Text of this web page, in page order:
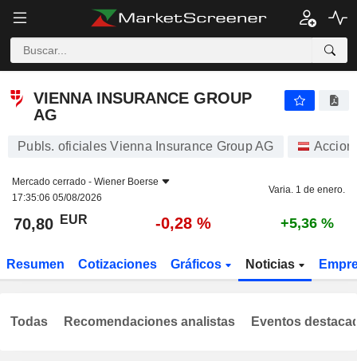
VIENNA INSURANCE GROUP
AG
Publs. oficiales Vienna Insurance Group AG
Mercado cerrado - Wiener Boerse
17:35:06 05/08/2026
Varia. 1 de enero.
70,80 EUR -0,28 % +5,36 %
Resumen Cotizaciones Gráficos Noticias
Todas Recomendaciones analistas Eventos